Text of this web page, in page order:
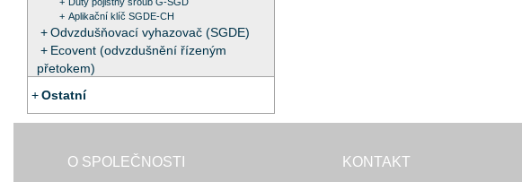
Aplikační klíč SGDE-CH
Odvzdušňovací vyhazovač (SGDE)
Ecovent (odvzdušnění řízeným
přetokem)
Ostatní
O SPOLEČNOSTI KONTAKT